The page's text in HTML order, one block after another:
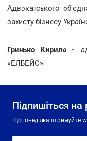
Адвокатського
захисту бізнесу
Гринько Кирило -
«ЕЛБЕЙС»
Підпишіться на
Щопонеділка отримуйте